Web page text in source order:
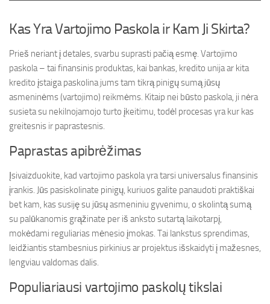
Kas Yra Vartojimo Paskola ir Kam Ji Skirta?
Prieš neriant į detales, svarbu suprasti pačią esmę. Vartojimo
paskola – tai finansinis produktas, kai bankas, kredito unija ar kita
kredito įstaiga paskolina jums tam tikrą pinigų sumą jūsų
asmeninėms (vartojimo) reikmėms. Kitaip nei būsto paskola, ji nėra
susieta su nekilnojamojo turto įkeitimu, todėl procesas yra kur kas
greitesnis ir paprastesnis.
Paprastas apibrėžimas
Įsivaizduokite, kad vartojimo paskola yra tarsi universalus finansinis
įrankis. Jūs pasiskolinate pinigų, kuriuos galite panaudoti praktiškai
bet kam, kas susiję su jūsų asmeniniu gyvenimu, o skolintą sumą
su palūkanomis grąžinate per iš anksto sutartą laikotarpį,
mokėdami reguliarias mėnesio įmokas. Tai lankstus sprendimas,
leidžiantis stambesnius pirkinius ar projektus išskaidyti į mažesnes,
lengviau valdomas dalis.
Populiariausi vartojimo paskolų tikslai